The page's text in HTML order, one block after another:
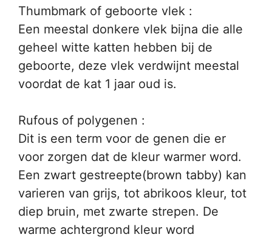
Thumbmark of geboorte vlek :
Een meestal donkere vlek bijna die alle
geheel witte katten hebben bij de
geboorte, deze vlek verdwijnt meestal
voordat de kat 1 jaar oud is.
Rufous of polygenen :
Dit is een term voor de genen die er
voor zorgen dat de kleur warmer word.
Een zwart gestreepte(brown tabby) kan
varieren van grijs, tot abrikoos kleur, tot
diep bruin, met zwarte strepen. De
warme achtergrond kleur word